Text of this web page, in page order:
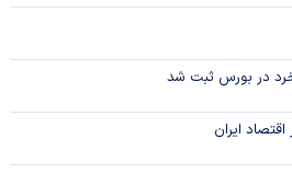
در بورس ثبت شد
ایران